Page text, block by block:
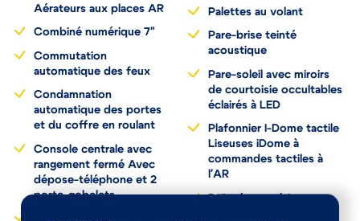
Aérateurs aux places AR
Combiné numérique 7"
Commutation
automatique des feux
Condamnation
automatique des portes
et du coffre en roulant
Console centrale avec
rangement fermé Avec
dépose-téléphone et 2
porte-gobelets
Palettes au volant
Pare-brise teinté
acoustique
Pare-soleil avec miroirs
de courtoisie occultables
éclairés à LED
Plafonnier I-Dome tactile
Liseuses iDome à
commandes tactiles à
l'AR
Poignées extérieures